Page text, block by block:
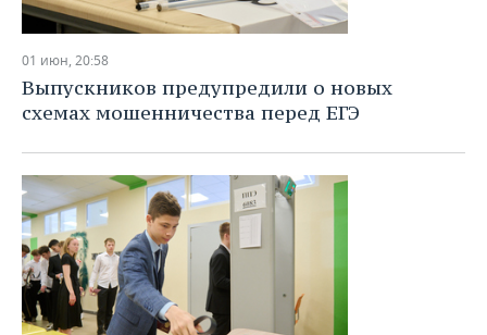
01 июн, 20:58
Выпускников предупредили о новых
схемах мошенничества перед ЕГЭ